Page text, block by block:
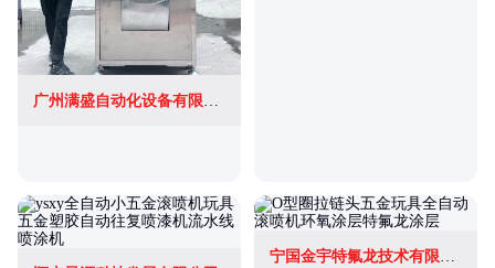
广州满盛自动化设备有限公司
宁国金宇特氟龙技术有限公司